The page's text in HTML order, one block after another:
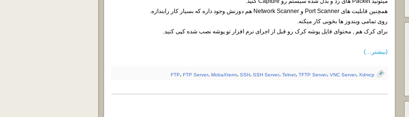
همچنین قابلیت های Port Scanner و Network Scanner هم دورنش وجود داره که بسیار کار رابندازه.
روی تمامی ویندوز ها بخوبی کار میکنه.
برای کرک هم , محتوای فایل پوشه کرک رو قبل از اجرای نرم افزار تو پوشه نصب شده کپی کنید.
(بیشتر…)
FTP، FTP Server، MobaXterm، SSH، SSH Server، Telnet، TFTP Server، VNC Server، Xdmcp